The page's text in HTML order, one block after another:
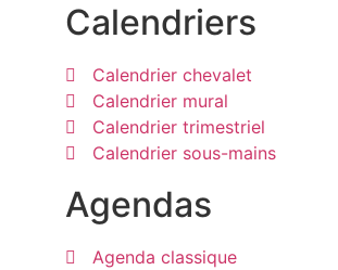
Calendriers
Calendrier chevalet
Calendrier mural
Calendrier trimestriel
Calendrier sous-mains
Agendas
Agenda classique